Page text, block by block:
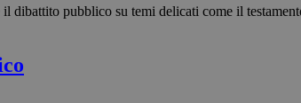
dibattito pubblico su temi delicati come il